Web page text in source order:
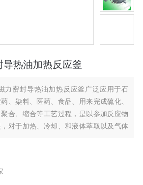
热油加热反应釜
力密封导热油加热反应釜广泛应用于石
、染料、医药、食品、用来完成硫化、
合、缩合等工艺过程，是以参加反应物
对于加热、冷却、和液体萃取以及气体
业理想的所需设备。